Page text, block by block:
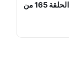
مفاجآت لا تتوقعها في الحلقة 165 من